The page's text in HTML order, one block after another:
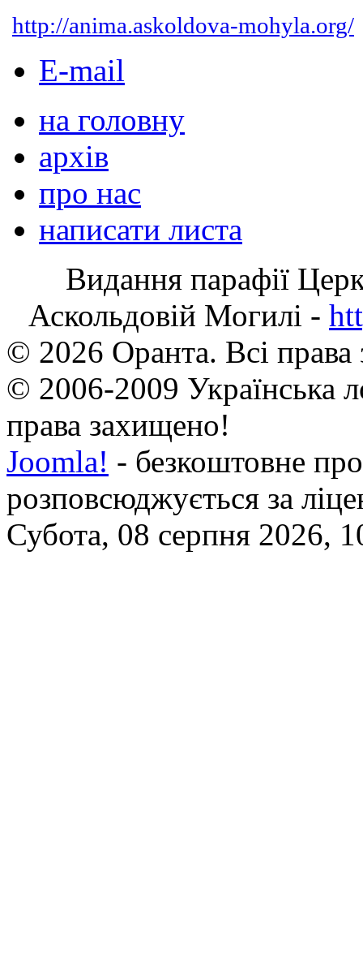
http://anima.askoldova-mohyla.org/
E-mail
на головну
архів
про нас
написати листа
Видання парафії
Аскольдовій Могилі -
© 2026 Оранта. Всі
© 2006-2009 Українська
права захищено!
Joomla! - безкоштовне
розповсюджується за
Субота, 08 серпня 2026,